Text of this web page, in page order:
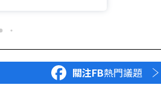
關注FB熱門議題